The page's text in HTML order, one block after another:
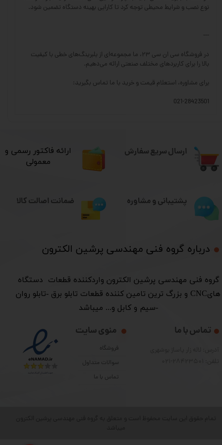
نوع نصب و شرایط محیطی توجه کرد تا کارایی بهینه دستگاه تضمین شود.
---
در فروشگاه سی ان سی ۲۳، ما مجموعه‌ای از بلبرینگ‌های خطی با کیفیت
بالا را برای کاربردهای مختلف صنعتی ارائه می‌دهیم.
برای مشاوره، استعلام قیمت و خرید با ما تماس بگیرید:
021-28423501
ارسال سریع سفارش
درباره گروه فنی مهندسی پرشین الکترون​​​​​​​
​گروه فنی مهندسی پرشین الکترون واردکننده قطعات دستگاه
هایCNC و بزرگ ترین تامین کننده قطعات تابلو برق -تابلو روان
-سیم و کابل و... میباشد
منوی سایت
فروشگاه
سوالات متداول
تماس با ما
تماس با ما
​ارائه فاکتور رسمی و
معمولی
پشتیبانی و مشاوره ضمانت اصالت کالا